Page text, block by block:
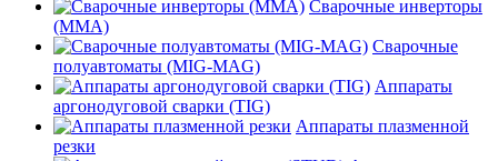
Сварочные инверторы
(MMA)
Сварочные
полуавтоматы (MIG-MAG)
Аппараты
аргонодуговой сварки (TIG)
Аппараты плазменной
резки